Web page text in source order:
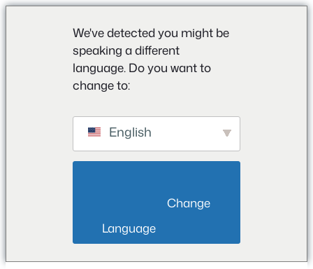
We've detected you might be
speaking a different
language. Do you want to
change to:
English
Language